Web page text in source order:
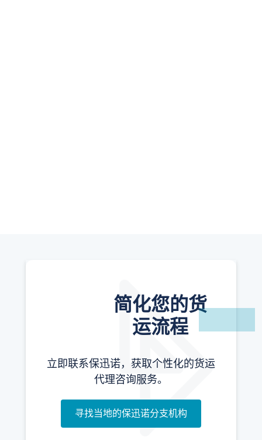
简化您的货
运流程
立即联系保迅诺，获取个性化的货运
代理咨询服务。
寻找当地的保迅诺分支机构